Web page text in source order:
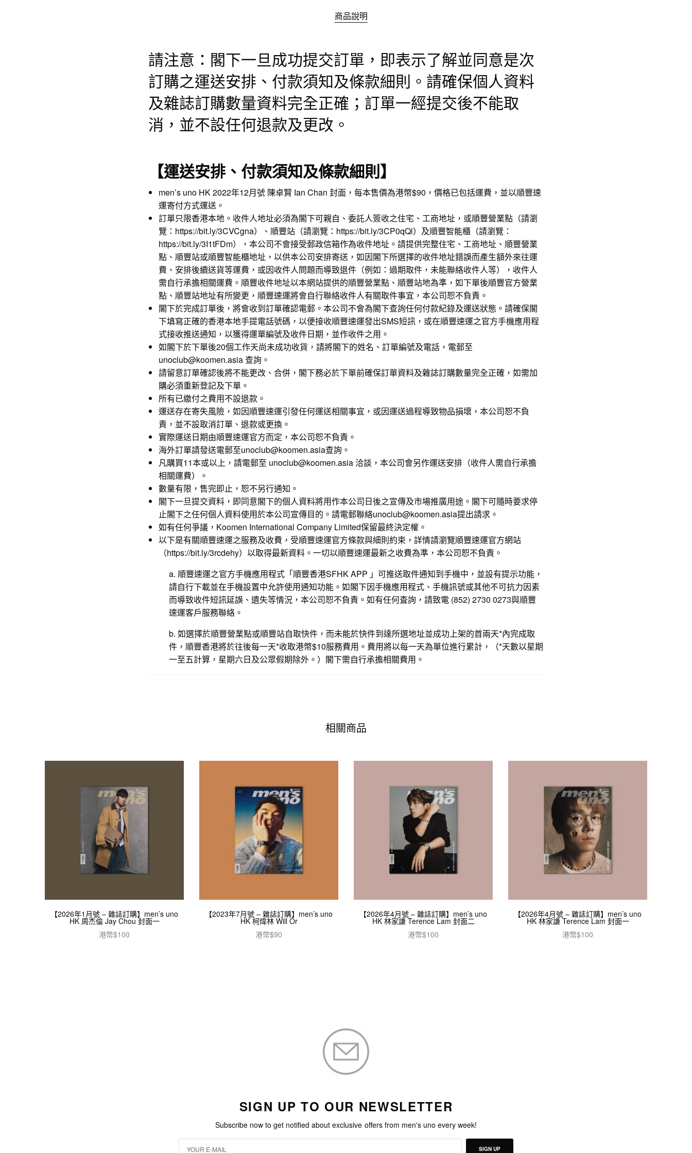
商品說明
請注意：閣下一旦成功提交訂單，即表示了解並同意是次
訂購之運送安排、付款須知及條款細則。請確保個人資料
及雜誌訂購數量資料完全正確；訂單一經提交後不能取
消，並不設任何退款及更改。
【運送安排、付款須知及條款細則】
men’s uno HK 2022年12月號 陳卓賢 Ian Chan 封面，每本售價為港幣$90，價格已包括運費，並以順豐速
運寄付方式運送。
訂單只限香港本地。收件人地址必須為閣下可親自、委託人簽收之住宅、工商地址，或順豐營業點（請瀏
覽： https://bit.ly/3CVCgna）、順豐站（請瀏覽： https://bit.ly/3CP0qQl）及順豐智能櫃（請瀏覽：
https://bit.ly/3I1tFDm），本公司不會接受郵政信箱作為收件地址。請提供完整住宅、工商地址、順豐營業
點、順豐站或順豐智能櫃地址，以供本公司安排寄送，如因閣下所選擇的收件地址錯誤而產生額外來往運
費、安排後續送貨等運費，或因收件人問題而導致退件（例如：過期取件，未能聯絡收件人等），收件人
需自行承擔相關運費。順豐收件地址以本網站提供的順豐營業點、順豐站地為準，如下單後順豐官方營業
點、順豐站地址有所變更，順豐速運將會自行聯絡收件人有關取件事宜，本公司恕不負責。
閣下於完成訂單後，將會收到訂單確認電郵。本公司不會為閣下查詢任何付款紀錄及運送狀態。請確保閣
下填寫正確的香港本地手提電話號碼，以便接收順豐速運發出SMS短訊，或在順豐速運之官方手機應用程
式接收推送通知，以獲得運單編號及收件日期，並作收件之用。
如閣下於下單後20個工作天尚未成功收貨，請將閣下的姓名、訂單編號及電話，電郵至
unoclub@koomen.asia 查詢。
請留意訂單確認後將不能更改、合併，閣下務必於下單前確保訂單資料及雜誌訂購數量完全正確，如需加
購必須重新登記及下單。
所有已繳付之費用不設退款。
運送存在寄失風險，如因順豐速運引發任何運送相關事宜，或因運送過程導致物品損壞，本公司恕不負
責，並不設取消訂單、退款或更換。
實際運送日期由順豐速運官方而定，本公司恕不負責。
海外訂單請發送電郵至unoclub@koomen.asia查詢。
凡購買11本或以上，請電郵至 unoclub@koomen.asia 洽談，本公司會另作運送安排（收件人需自行承擔
相關運費）。
數量有限，售完即止，恕不另行通知。
閣下一旦提交資料，即同意閣下的個人資料將用作本公司日後之宣傳及市場推廣用途。閣下可隨時要求停
止閣下之任何個人資料使用於本公司宣傳目的。請電郵聯絡unoclub@koomen.asia提出請求。
如有任何爭議，Koomen International Company Limited保留最終決定權。
以下是有關順豐速運之服務及收費，受順豐速運官方條款與細則約束，詳情請瀏覽順豐速運官方網站
（https://bit.ly/3rcdehy）以取得最新資料。一切以順豐速運最新之收費為準，本公司恕不負責。
a. 順豐速運之官方手機應用程式「順豐香港SFHK APP 」可推送取件通知到手機中，並設有提示功能，
請自行下載並在手機設置中允許使用通知功能。如閣下因手機應用程式、手機訊號或其他不可抗力因素
而導致收件短訊延誤、遺失等情況，本公司恕不負責。如有任何査詢，請致電 (852) 2730 0273與順豐
速運客戶服務聯絡。
b. 如選擇於順豐營業點或順豐站自取快件，而未能於快件到達所選地址並成功上架的首兩天*內完成取
件，順豐香港將於往後每一天*收取港幣$10服務費用。費用將以每一天為單位進行累計，（*天數以星期
一至五計算，星期六日及公眾假期除外。）閣下需自行承擔相關費用。
相關商品
【2026年1月號 – 雜誌訂購】men’s uno
HK 周杰倫 Jay Chou 封面一
港幣$100
【2023年7月號 – 雜誌訂購】men’s uno
HK 柯煒林 Will Or
港幣$90
【2026年4月號 – 雜誌訂購】men’s uno
HK 林家謙 Terence Lam 封面二
港幣$100
【2026年4月號 – 雜誌訂購】men’s uno
HK 林家謙 Terence Lam 封面一
港幣$100
SIGN UP TO OUR NEWSLETTER
Subscribe now to get notified about exclusive offers from men's uno every week!
SIGN UP